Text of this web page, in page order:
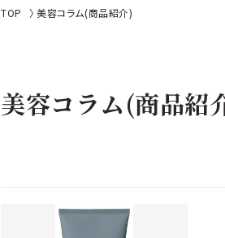
TOP 美容コラム(商品紹介)
美容コラム(商品紹